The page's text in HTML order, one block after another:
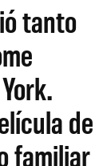
tanto
de
familiar